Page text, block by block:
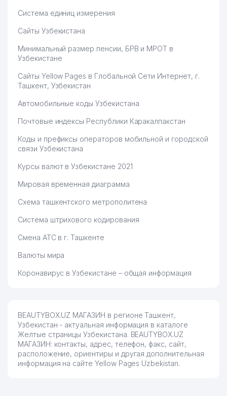
Система единиц измерения
Сайты Узбекистана
Минимальный размер пенсии, БРВ и МРОТ в
Узбекистане
Сайты Yellow Pages в Глобальной Сети Интернет, г.
Ташкент, Узбекистан
Автомобильные коды Узбекистана
Почтовые индексы Республики Каракалпакстан
Коды и префиксы операторов мобильной и городской
связи Узбекистана
Курсы валют в Узбекистане 2021
Мировая временная диаграмма
Схема ташкентского метрополитена
Система штрихового кодирования
Смена АТС в г. Ташкенте
Валюты мира
Коронавирус в Узбекистане – общая информация
BEAUTYBOX.UZ МАГАЗИН в регионе Ташкент,
Узбекистан - актуальная информация в каталоге
Желтые страницы Узбекистана. BEAUTYBOX.UZ
МАГАЗИН: контакты, адрес, телефон, факс, сайт,
расположение, ориентиры и другая дополнительная
информация на сайте Yellow Pages Uzbekistan.